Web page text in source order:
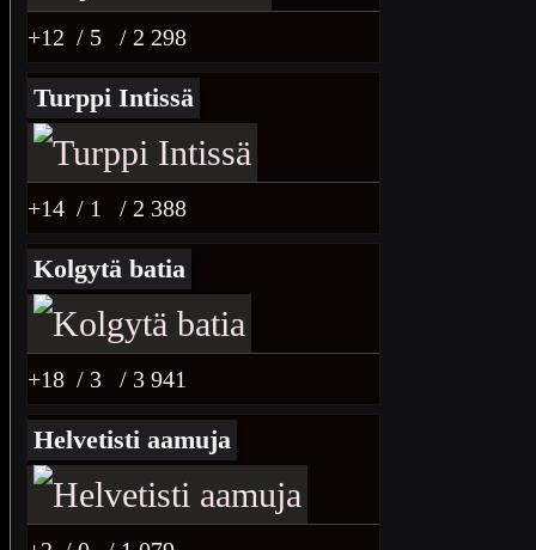
+12 / 5 / 2 298
Turppi Intissä
+14 / 1 / 2 388
Kolgytä batia
+18 / 3 / 3 941
Helvetisti aamuja